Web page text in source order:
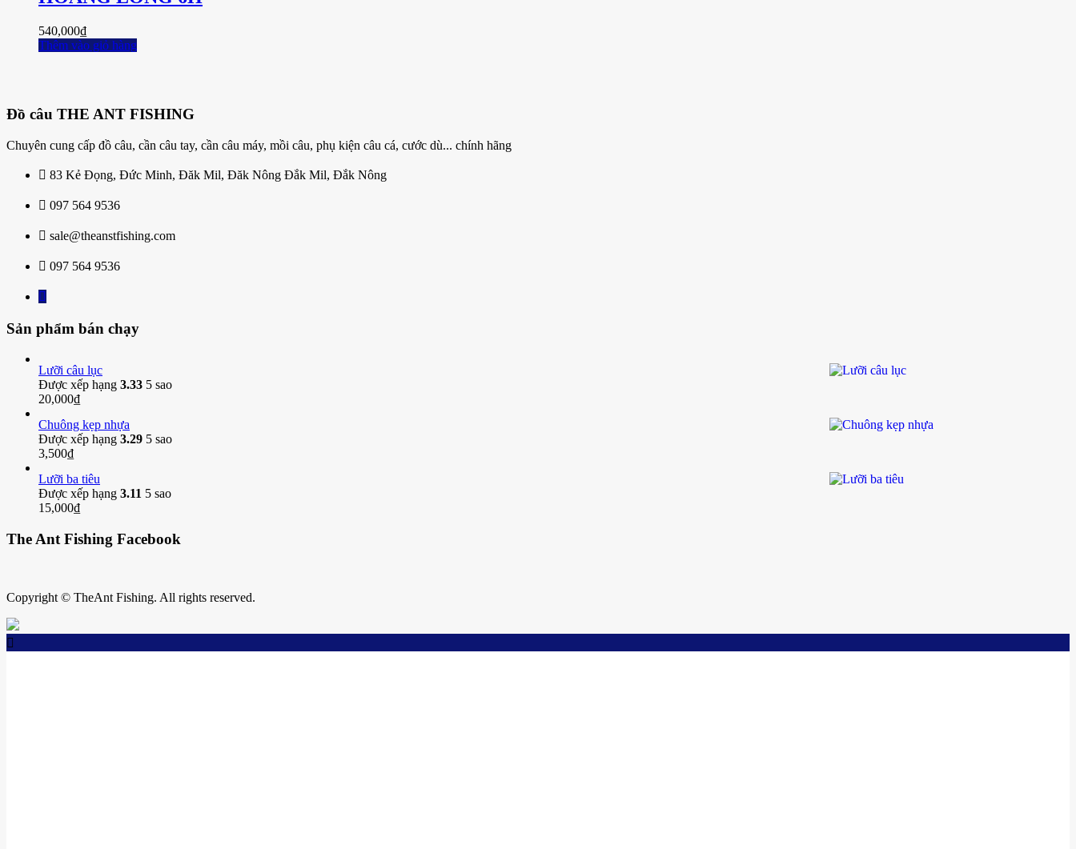
540,000₫
Thêm vào giỏ hàng
Đồ câu THE ANT FISHING
Chuyên cung cấp đồ câu, cần câu tay, cần câu máy, mồi câu, phụ kiện câu cá, cước dù... chính hãng
83 Kẻ Đọng, Đức Minh, Đăk Mil, Đăk Nông Đắk Mil, Đắk Nông
097 564 9536
sale@theanstfishing.com
097 564 9536
Sản phẩm bán chạy
Lưỡi câu lục
Được xếp hạng 3.33 5 sao
20,000₫
Chuông kẹp nhựa
Được xếp hạng 3.29 5 sao
3,500₫
Lưỡi ba tiêu
Được xếp hạng 3.11 5 sao
15,000₫
The Ant Fishing Facebook
Copyright © TheAnt Fishing. All rights reserved.